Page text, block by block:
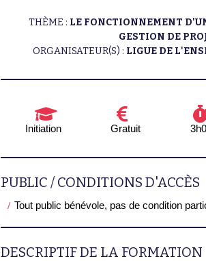
THÈME : LE FONCTIONNEMENT
GESTION DE
ORGANISATEUR(S) : LIGUE DE
Initiation Gratuit
PUBLIC / CONDITIONS D'ACCÈS
Tout public bénévole, pas de condition
DESCRIPTIF DE LA FORMATION